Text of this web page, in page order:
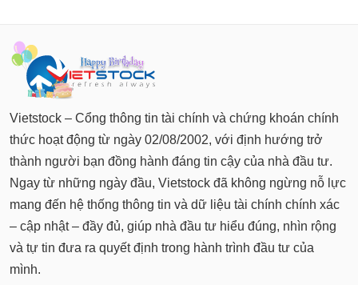
Vietstock – Cổng thông tin tài chính và chứng khoán chính
thức hoạt động từ ngày 02/08/2002, với định hướng trở
thành người bạn đồng hành đáng tin cậy của nhà đầu tư.
Ngay từ những ngày đầu, Vietstock đã không ngừng nỗ lực
mang đến hệ thống thông tin và dữ liệu tài chính chính xác
– cập nhật – đầy đủ, giúp nhà đầu tư hiểu đúng, nhìn rộng
và tự tin đưa ra quyết định trong hành trình đầu tư của
mình.